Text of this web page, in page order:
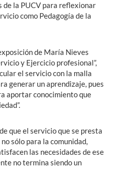
la PUCV para reflexionar
como Pedagogía de la
de María Nieves
y Ejercicio profesional”,
el servicio con la malla
generar un aprendizaje, pues
aportar conocimiento que
que el servicio que se presta
sólo para la comunidad,
las necesidades de ese
no termina siendo un